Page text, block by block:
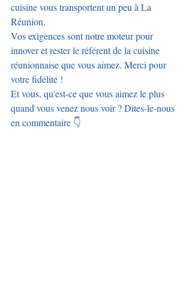
cuisine vous transportent un peu à La
Réunion.
Vos exigences sont notre moteur pour
innover et rester le référent de la cuisine
réunionnaise que vous aimez. Merci pour
votre fidélité !
Et vous, qu'est-ce que vous aimez le plus
quand vous venez nous voir ? Dites-le-nous
en commentaire 👇